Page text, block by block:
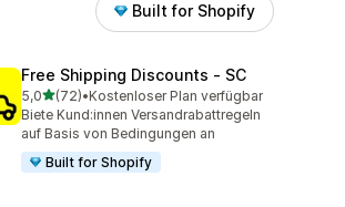
Built for Shopify
Free Shipping Discounts ‑ SC
5,0von 5 Sternen
(72)
72 Rezensionen insgesamt
•Kostenloser Plan verfügbar
Biete Kund:innen Versandrabattregeln
auf Basis von Bedingungen an
Built for Shopify